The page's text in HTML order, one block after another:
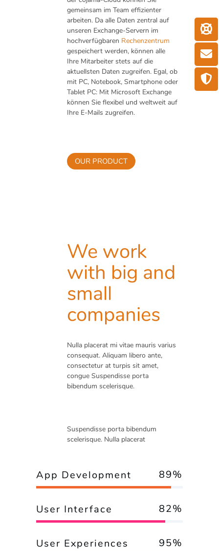
gemeinsam im Team effizienter
arbeiten. Da alle Daten zentral auf
unseren Exchange-Servern im
hochverfügbaren Rechenzentrum
gespeichert werden, können alle
Ihre Mitarbeiter stets auf die
aktuellsten Daten zugreifen. Egal, ob
mit PC, Notebook, Smartphone oder
Tablet PC: Mit Microsoft Exchange
können Sie flexibel und weltweit auf
Ihre E-Mails zugreifen.
OUR PRODUCT
We work
with big and
small
companies
Nulla placerat mi vitae mauris varius
consequat. Aliquam libero ante,
consectetur at turpis sit amet,
congue Suspendisse porta
bibendum scelerisque.
Suspendisse porta bibendum
scelerisque. Nulla placerat
App Development 92%
User Interface 88%
User Experiences 95%